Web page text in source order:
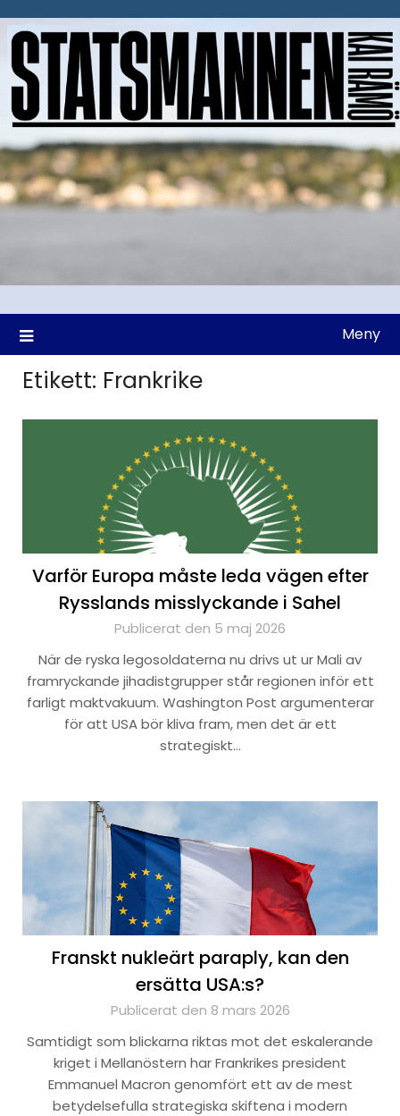
till
Meny
Etikett: Frankrike
Varför Europa måste leda vägen efter
Rysslands misslyckande i Sahel
Publicerat den 5 maj 2026
När de ryska legosoldaterna nu drivs ut ur Mali av
framryckande jihadistgrupper står regionen inför ett
farligt maktvakuum. Washington Post argumenterar
för att USA bör kliva fram, men det är ett
strategiskt…
Franskt nukleärt paraply, kan den
ersätta USA:s?
Publicerat den 8 mars 2026
Samtidigt som blickarna riktas mot det eskalerande
kriget i Mellanöstern har Frankrikes president
Emmanuel Macron genomfört ett av de mest
betydelsefulla strategiska skiftena i modern